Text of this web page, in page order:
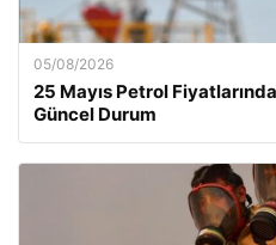
05/08/2026
25 Mayıs Petrol
Güncel Durum